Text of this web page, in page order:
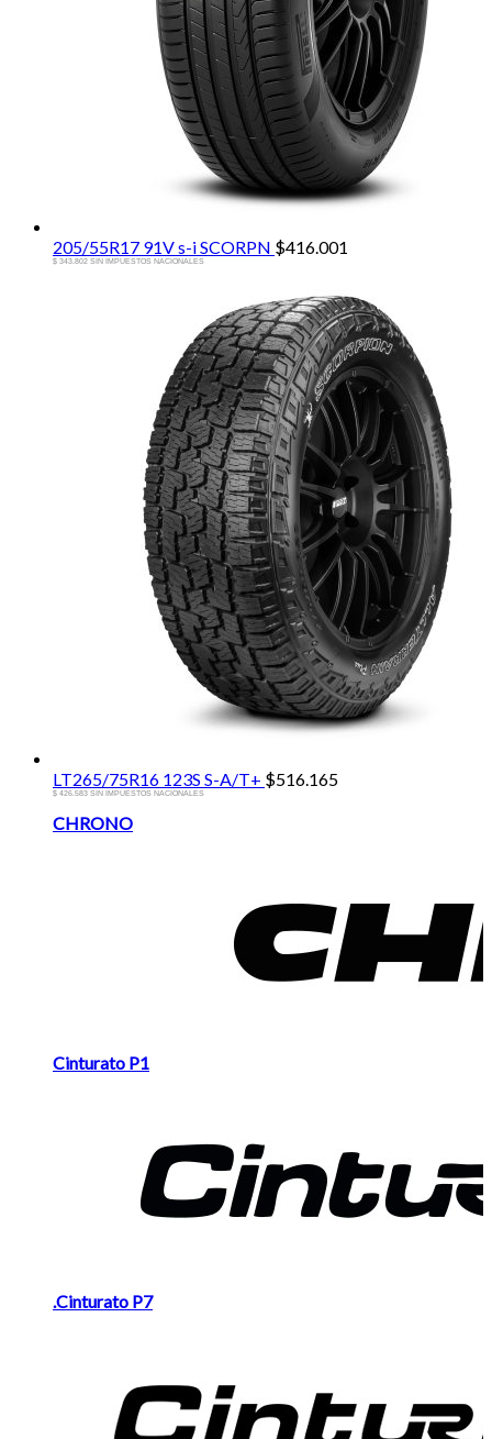
205/55R17 91V s-i SCORPN $416.001
$ 343.802 SIN IMPUESTOS NACIONALES
LT265/75R16 123S S-A/T+ $516.165
$ 426.583 SIN IMPUESTOS NACIONALES
Brands
CHRONO
Cinturato P1
.Cinturato P7